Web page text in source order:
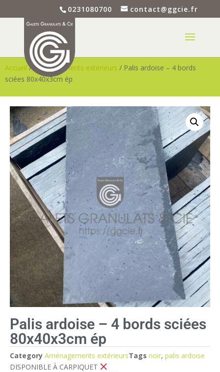
0231080700 contact@ggcie.fr
Accueil/Aménagements extérieurs / Palis ardoise – 4 bords
sciées 80x40x3cm ép
Palis ardoise – 4 bords sciées
80x40x3cm ép
Category Aménagements extérieursTags noir, palis ardoise
DISPONIBLE À CARPIQUET